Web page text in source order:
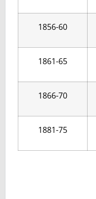
1856-60
1861-65
1866-70
1881-75